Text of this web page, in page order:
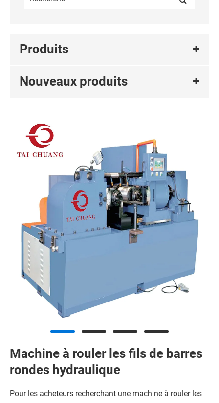
Produits
Nouveaux produits
Machine à rouler les fils de barres
rondes hydraulique
Pour les acheteurs recherchant une machine à rouler les